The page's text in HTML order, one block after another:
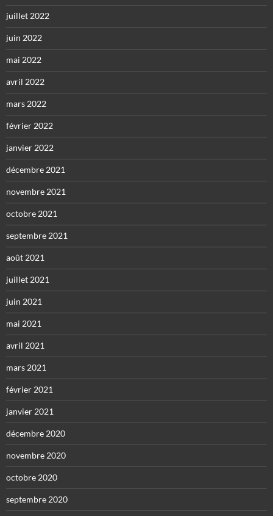
juillet 2022
juin 2022
mai 2022
avril 2022
mars 2022
février 2022
janvier 2022
décembre 2021
novembre 2021
octobre 2021
septembre 2021
août 2021
juillet 2021
juin 2021
mai 2021
avril 2021
mars 2021
février 2021
janvier 2021
décembre 2020
novembre 2020
octobre 2020
septembre 2020